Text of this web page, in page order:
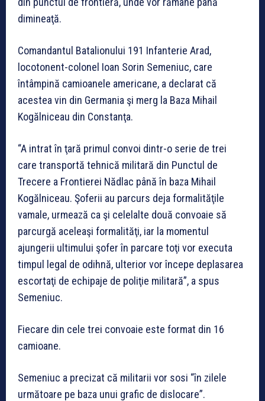
dimineaţă.
Comandantul Batalionului 191 Infanterie Arad,
locotonent-colonel Ioan Sorin Semeniuc, care
întâmpină camioanele americane, a declarat că
acestea vin din Germania şi merg la Baza Mihail
Kogălniceau din Constanţa.
“A intrat în ţară primul convoi dintr-o serie de trei
care transportă tehnică militară din Punctul de
Trecere a Frontierei Nădlac până în baza Mihail
Kogălniceau. Şoferii au parcurs deja formalităţile
vamale, urmează ca şi celelalte două convoaie să
parcurgă aceleaşi formalităţi, iar la momentul
ajungerii ultimului şofer în parcare toţi vor executa
timpul legal de odihnă, ulterior vor începe deplasarea
escortaţi de echipaje de poliţie militară”, a spus
Semeniuc.
Fiecare din cele trei convoaie este format din 16
camioane.
Semeniuc a precizat că militarii vor sosi “în zilele
următoare pe baza unui grafic de dislocare”.